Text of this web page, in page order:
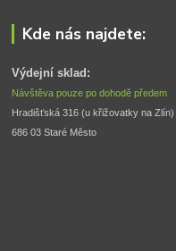
Kde nás najdete:
Výdejní sklad:
Návštěva pouze po dohodě předem
Hradišťská 316 (u křižovatky na Zlín)
686 03 Staré Město